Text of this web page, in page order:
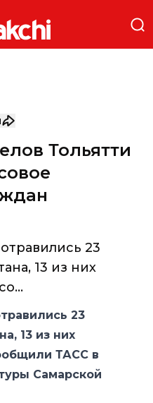
Тольятти
23
13 из них
23
13 из них
ТАСС в
Самарской